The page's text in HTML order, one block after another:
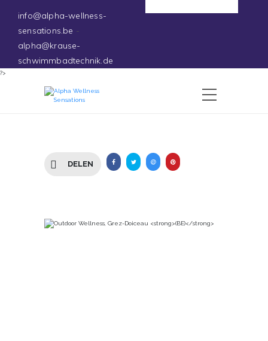
info@alpha-wellness-
sensations.be -
alpha@krause-
schwimmbadtechnik.de
?>
DELEN